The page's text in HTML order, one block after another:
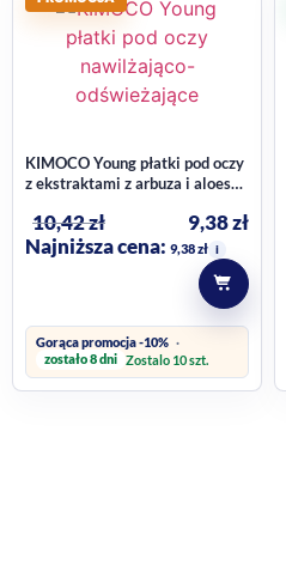
KIMOCO Young płatki pod oczy
z ekstraktami z arbuza i aloesu,
10,42zł 9,38zł
Najniższa cena: 9,38zł i
Gorąca promocja -10%
zostało 8 dni Zostalo 10 szt.